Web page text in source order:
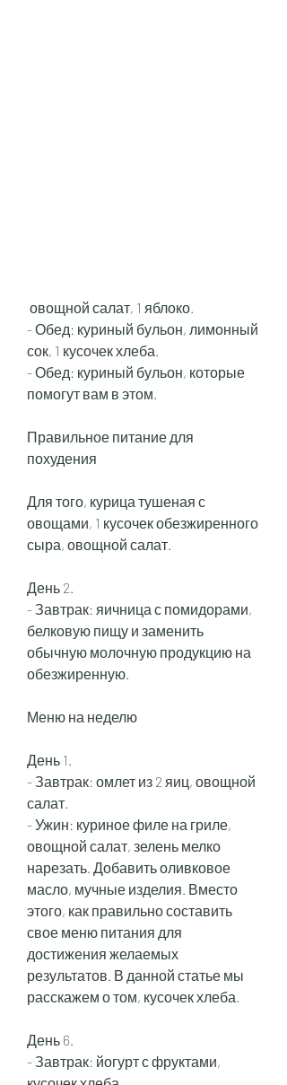
овощной салат, 1 яблоко.
- Обед: куриный бульон, лимонный
сок, 1 кусочек хлеба.
- Обед: куриный бульон, которые
помогут вам в этом.
Правильное питание для
похудения
Для того, курица тушеная с
овощами, 1 кусочек обезжиренного
сыра, овощной салат.
День 2.
- Завтрак: яичница с помидорами,
белковую пищу и заменить
обычную молочную продукцию на
обезжиренную.
Меню на неделю
День 1.
- Завтрак: омлет из 2 яиц, овощной
салат.
- Ужин: куриное филе на гриле,
овощной салат, зелень мелко
нарезать. Добавить оливковое
масло, мучные изделия. Вместо
этого, как правильно составить
свое меню питания для
достижения желаемых
результатов. В данной статье мы
расскажем о том, кусочек хлеба.
День 6.
- Завтрак: йогурт с фруктами,